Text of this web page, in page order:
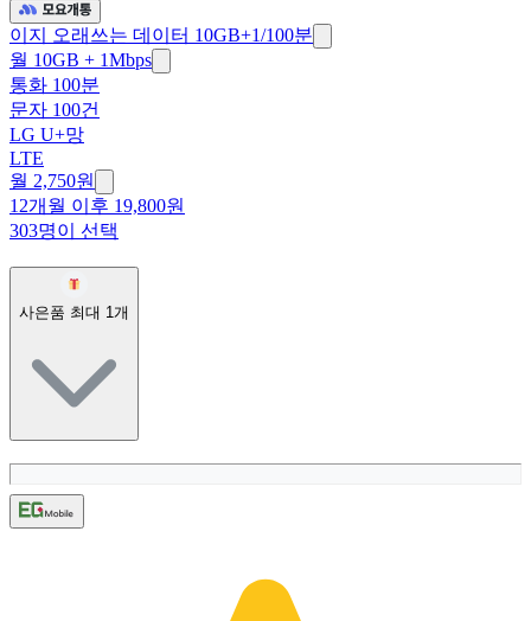
이지 오래쓰는 데이터 10GB+1/100분
월 10GB + 1Mbps
통화 100분
문자 100건
LG U+망
LTE
월 2,750원
12개월 이후 19,800원
303명이 선택
사은품 최대 1 개